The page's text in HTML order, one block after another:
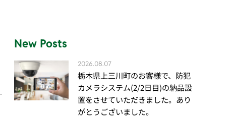
New Posts
2026.08.07
栃木県上三川町のお客様で、防犯
カメラシステム(2/2日目)の納品設
置をさせていただきました。あり
がとうございました。